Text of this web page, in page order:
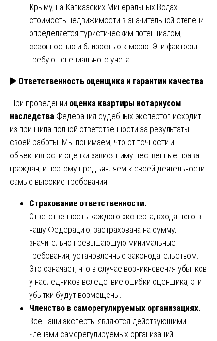
Крыму, на Кавказских Минеральных Водах
стоимость недвижимости в значительной степени
определяется туристическим потенциалом,
сезонностью и близостью к морю. Эти факторы
требуют специального учета.
▶️ Ответственность оценщика и гарантии качества
При проведении оценка квартиры нотариусом
наследства Федерация судебных экспертов исходит
из принципа полной ответственности за результаты
своей работы. Мы понимаем, что от точности и
объективности оценки зависят имущественные права
граждан, и поэтому предъявляем к своей деятельности
самые высокие требования.
Страхование ответственности.
Ответственность каждого эксперта, входящего в
нашу Федерацию, застрахована на сумму,
значительно превышающую минимальные
требования, установленные законодательством.
Это означает, что в случае возникновения убытков
у наследников вследствие ошибки оценщика, эти
убытки будут возмещены.
Членство в саморегулируемых организациях.
Все наши эксперты являются действующими
членами саморегулируемых организаций